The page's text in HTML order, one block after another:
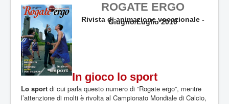
u
t
a
z
i
o
n
a
t
ROGATE ERGO
Rivista di animazione vocazionale -
Giugno/Luglio 2010
In gioco lo sport
Lo sport di cui parla questo numero di “Rogate ergo”, mentre
l’attenzione di molti è rivolta al Campionato Mondiale di Calcio,